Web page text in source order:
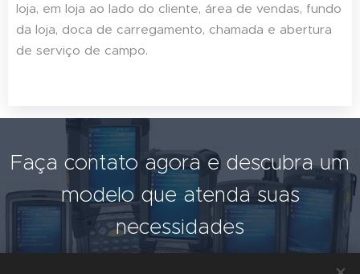
loja, em loja ao lado do cliente, área de vendas, fundo
da loja, doca de carregamento, chamada e abertura
de serviço de campo.
Faça contato agora e descubra um
modelo que atenda suas
necessidades